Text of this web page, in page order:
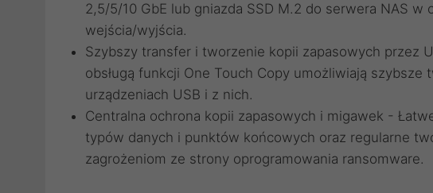
2,5/5/10 GbE lub gniazda SSD M.2 do serwera NAS w
wejścia/wyjścia.
Szybszy transfer i tworzenie kopii zapasowych przez
obsługą funkcji One Touch Copy umożliwiają szybsze
urządzeniach USB i z nich.
Centralna ochrona kopii zapasowych i migawek -
typów danych i punktów końcowych oraz regularne
zagrożeniom ze strony oprogramowania ransomware.